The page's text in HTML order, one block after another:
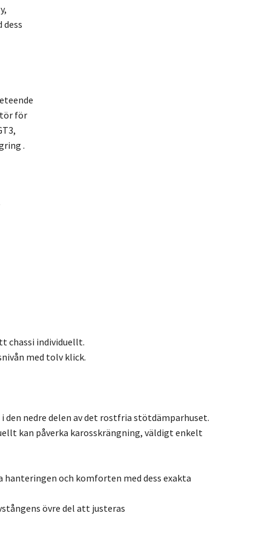
för
.
chassi individuellt.
med tolv klick.
nedre delen av det rostfria stötdämparhuset.
kan påverka karosskrängning, väldigt enkelt
hanteringen och komforten med dess exakta
övre del att justeras